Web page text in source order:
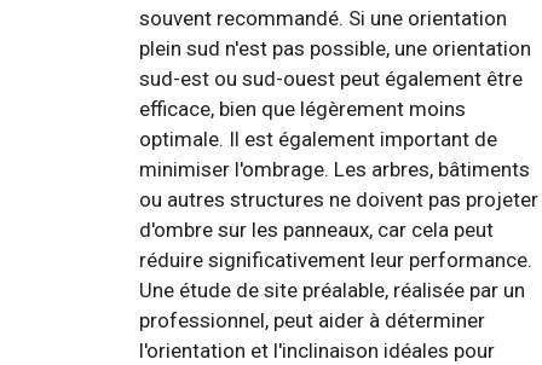
souvent recommandé. Si une orientation
plein sud n'est pas possible, une orientation
sud-est ou sud-ouest peut également être
efficace, bien que légèrement moins
optimale. Il est également important de
minimiser l'ombrage. Les arbres, bâtiments
ou autres structures ne doivent pas projeter
d'ombre sur les panneaux, car cela peut
réduire significativement leur performance.
Une étude de site préalable, réalisée par un
professionnel, peut aider à déterminer
l'orientation et l'inclinaison idéales pour